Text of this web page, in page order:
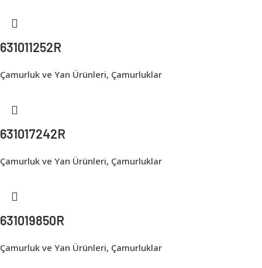
631011252R
Çamurluk ve Yan Ürünleri, Çamurluklar
631017242R
Çamurluk ve Yan Ürünleri, Çamurluklar
631019850R
Çamurluk ve Yan Ürünleri, Çamurluklar